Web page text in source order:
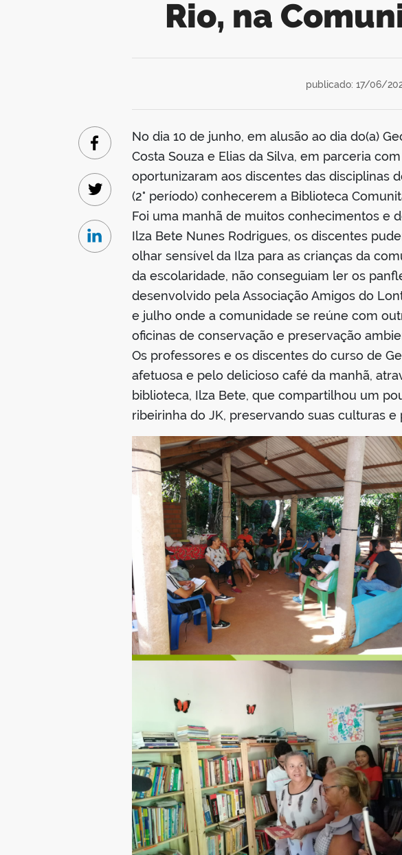
Rio, na
publicado: 17/06/
No dia 10 de junho, em alusão ao dia do(a)
Costa Souza e Elias da Silva, em parceria
oportunizaram aos discentes das disciplinas
(2° período) conhecerem a Biblioteca
Foi uma manhã de muitos conhecimentos e
Ilza Bete Nunes Rodrigues, os discentes
olhar sensível da Ilza para as crianças da
da escolaridade, não conseguiam ler os
desenvolvido pela Associação Amigos do
e julho onde a comunidade se reúne com
oficinas de conservação e preservação
Os professores e os discentes do curso de
afetuosa e pelo delicioso café da manhã,
biblioteca, Ilza Bete, que compartilhou um
ribeirinha do JK, preservando suas culturas
Facebook
Twitter
Linkedin